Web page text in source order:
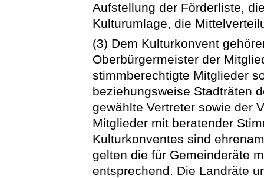
Aufstellung der Förderliste,
Kulturumlage, die
(3) Dem Kulturkonvent
Oberbürgermeister der
stimmberechtigte Mitglieder
beziehungsweise Stadträten
gewählte Vertreter sowie der
Mitglieder mit beratender
Kulturkonventes sind
gelten die für Gemeinderäte
entsprechend. Die Landräte